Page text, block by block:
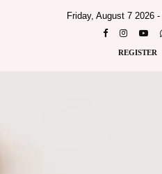
Friday, August 7 2026 -
REGISTER